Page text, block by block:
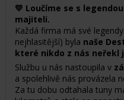
💛 Loučíme se s
majiteli.
Každá firma má své
nejhlasitější) byla naše
které nikdo z nás neřekl
Službu u nás nastoupila v
a spolehlivě nás provázela
Za tu dobu odtahala tuny